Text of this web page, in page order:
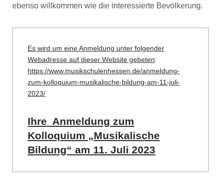
ebenso willkommen wie die interessierte Bevölkerung.
Es wird um eine Anmeldung unter folgender
Webadresse auf dieser Website gebeten:
https://www.musikschulenhessen.de/anmeldung-
zum-kolloquium-musikalische-bildung-am-11-juli-
2023/
Ihre Anmeldung zum
Kolloquium „Musikalische
Bildung“ am 11. Juli 2023